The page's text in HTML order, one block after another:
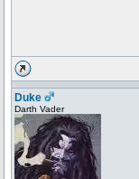
Duke
Darth Vader